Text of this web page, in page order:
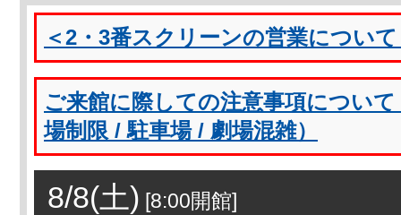
＜2・3番スクリーンの営業につい
ご来館に際しての注意事項につい
場制限 / 駐車場 / 劇場混雑）
8/8(土) [8:00開館]